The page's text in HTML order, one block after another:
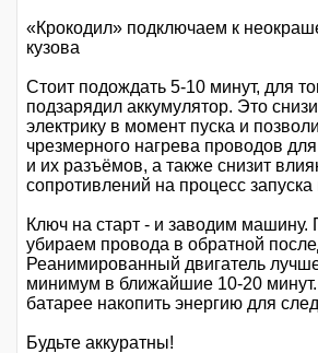
«Крокодил» подключаем к
кузова
Стоит подождать 5-10 минут, для
подзарядил аккумулятор. Это
электрику в момент пуска и
чрезмерного нагрева проводов
и их разъёмов, а также снизит
сопротивлений на процесс запуска
Ключ на старт - и заводим машину.
убираем провода в обратной
Реанимированный двигатель
минимум в ближайшие 10-20
батарее накопить энергию для
Будьте аккуратны!